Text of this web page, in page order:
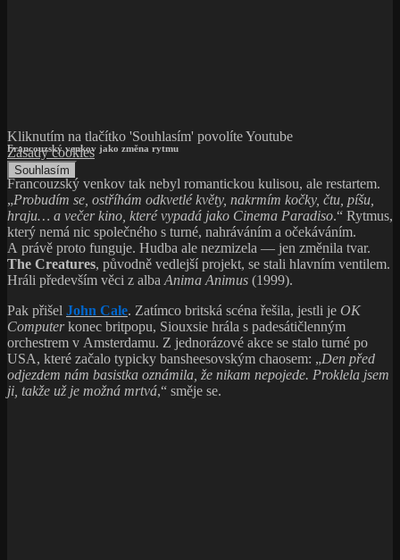
Kliknutím na tlačítko 'Souhlasím' povolíte Youtube
Zásady cookies
Souhlasím
Francouzský venkov jako změna rytmu
Francouzský venkov tak nebyl romantickou kulisou, ale restartem.
„Probudím se, ostříhám odkvetlé květy, nakrmím kočky, čtu, píšu,
hraju… a večer kino, které vypadá jako Cinema Paradiso.“ Rytmus,
který nemá nic společného s turné, nahráváním a očekáváním.
A právě proto funguje. Hudba ale nezmizela — jen změnila tvar.
The Creatures, původně vedlejší projekt, se stali hlavním ventilem.
Hráli především věci z alba Anima Animus (1999).
Pak přišel John Cale. Zatímco britská scéna řešila, jestli je OK
Computerkonec britpopu, Siouxsie hrála s padesátičlenným
orchestrem v Amsterdamu. Z jednorázové akce se stalo turné po
USA, které začalo typicky bansheesovským chaosem: „Den před
odjezdem nám basistka oznámila, že nikam nepojede. Proklela jsem
ji, takže už je možná mrtvá,“ směje se.